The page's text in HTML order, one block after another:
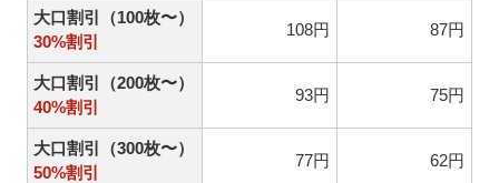
大口割引（100枚〜）
30%割引
108円 87円
大口割引（200枚〜）
40%割引
93円 75円
大口割引（300枚〜）
50%割引
77円 62円